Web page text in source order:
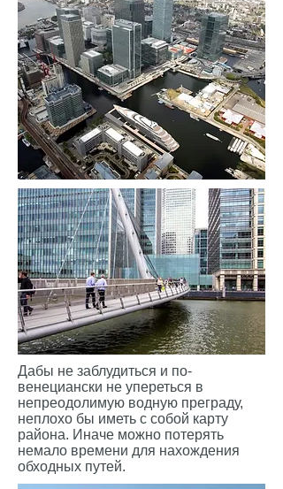
Дабы не заблудиться и по-
венециански не упереться в
непреодолимую водную преграду,
неплохо бы иметь с собой карту
района. Иначе можно потерять
немало времени для нахождения
обходных путей.